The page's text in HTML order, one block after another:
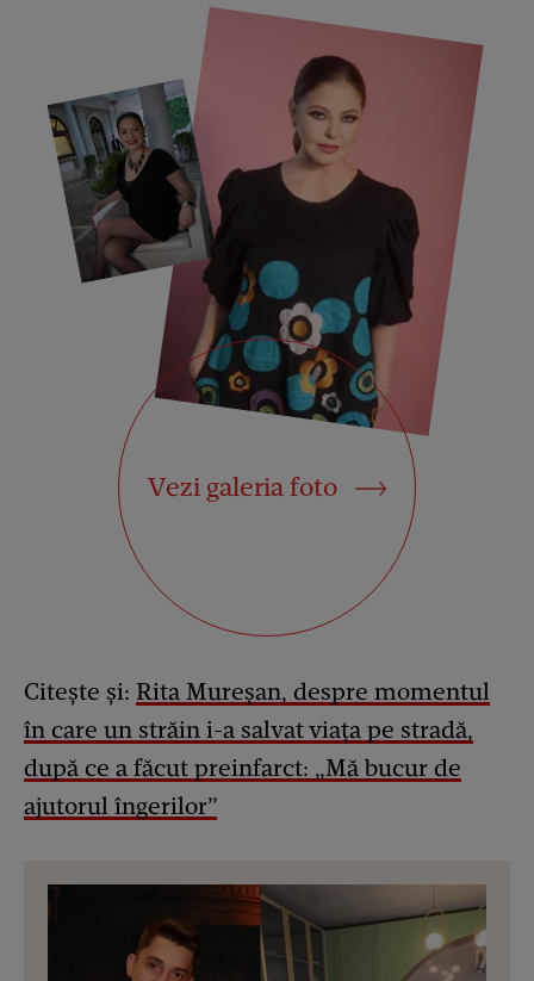
Vezi galeria foto
Citește și: Rita Mureșan, despre momentul
în care un străin i-a salvat viața pe stradă,
după ce a făcut preinfarct: „Mă bucur de
ajutorul îngerilor”